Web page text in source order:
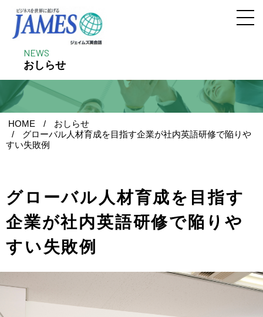
NEWS
おしらせ
HOME
おしらせ
グローバル人材育成を目指す企業が社内英語研修で陥りや
すい失敗例
グローバル人材育成を目指す
企業が社内英語研修で陥りや
すい失敗例